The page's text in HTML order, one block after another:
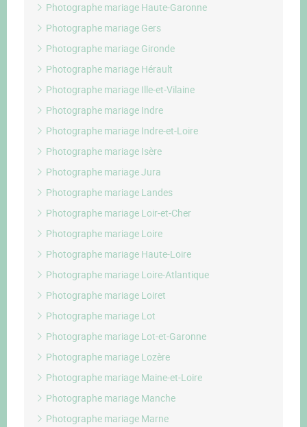
Photographe mariage Haute-Garonne
Photographe mariage Gers
Photographe mariage Gironde
Photographe mariage Hérault
Photographe mariage Ille-et-Vilaine
Photographe mariage Indre
Photographe mariage Indre-et-Loire
Photographe mariage Isère
Photographe mariage Jura
Photographe mariage Landes
Photographe mariage Loir-et-Cher
Photographe mariage Loire
Photographe mariage Haute-Loire
Photographe mariage Loire-Atlantique
Photographe mariage Loiret
Photographe mariage Lot
Photographe mariage Lot-et-Garonne
Photographe mariage Lozère
Photographe mariage Maine-et-Loire
Photographe mariage Manche
Photographe mariage Marne